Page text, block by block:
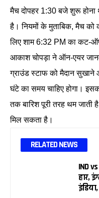
मैच दोपहर 1:30 बजे शुरू होना
है। नियमों के मुताबिक, मैच
लिए शाम 6:32 PM का कट-
आकाश चोपड़ा ने ऑन-एयर
ग्राउंड स्टाफ को मैदान
घंटे का समय चाहिए होगा।
तक बारिश पूरी तरह थम
मिल सकता है।
RELATED NEWS
IND
हार,